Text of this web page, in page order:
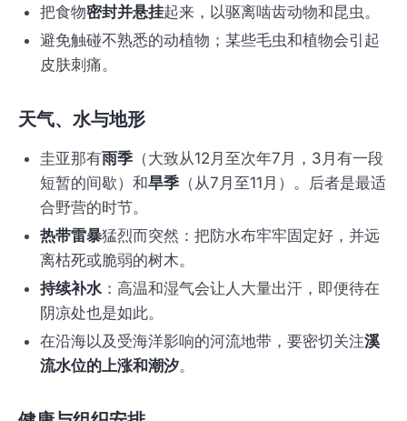
把食物密封并悬挂起来，以驱离啮齿动物和昆虫。
避免触碰不熟悉的动植物；某些毛虫和植物会引起
皮肤刺痛。
天气、水与地形
圭亚那有雨季 （大致从12月至次年7月，3月有一段
短暂的间歇）和旱季 （从7月至11月）。后者是最适
合野营的时节。
热带雷暴猛烈而突然：把防水布牢牢固定好，并远
离枯死或脆弱的树木。
持续补水 ：高温和湿气会让人大量出汗，即便待在
阴凉处也是如此。
在沿海以及受海洋影响的河流地带，要密切关注溪
流水位的上涨和潮汐。